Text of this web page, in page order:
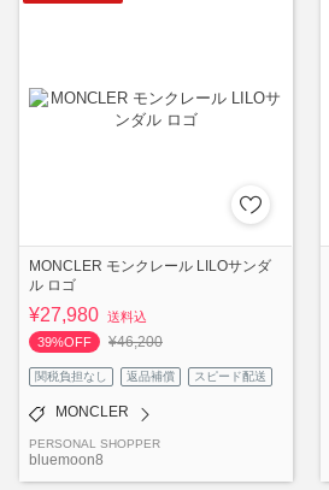
MONCLER モンクレール LILOサンダ
ル ロゴ
¥27,980 送料込
39%OFF
¥46,200
関税負担なし 返品補償 スピード配送
MONCLER
PERSONAL SHOPPER
bluemoon8